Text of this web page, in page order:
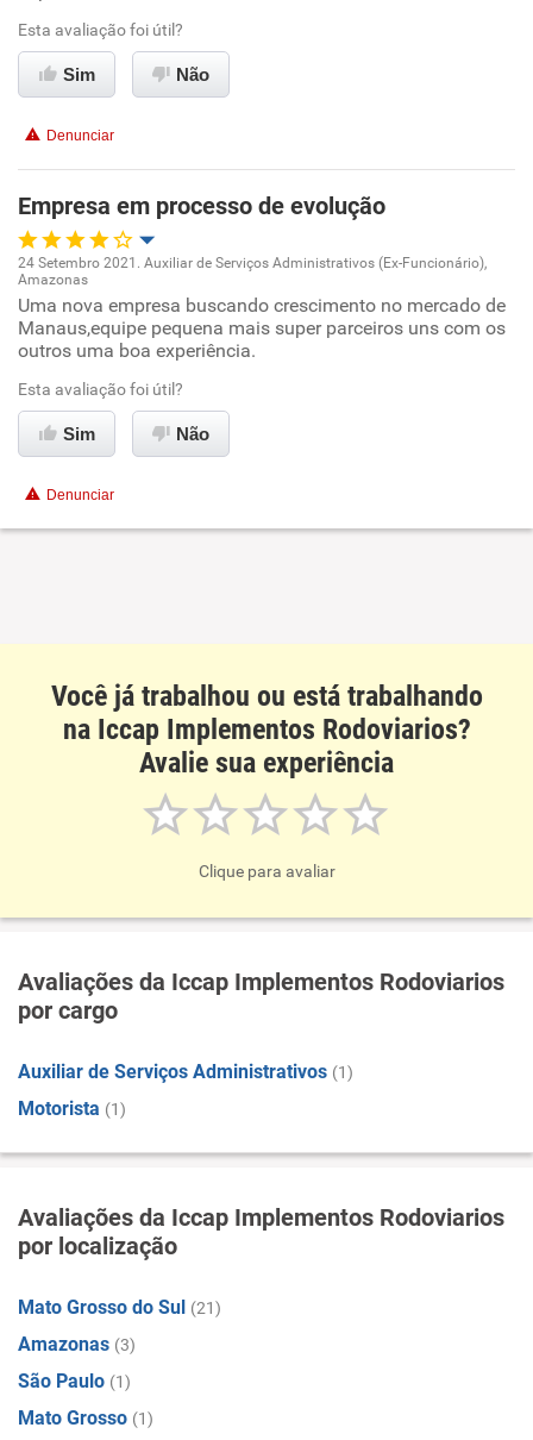
Ambiente de trabalho
Benefícios
Recomenda esta empresa
Esta avaliação foi útil?
Sim Não
Denunciar
Empresa em processo de evolução
Oportunidade de promoção
Ambiente de trabalho
Conciliação com a vida familiar
Recomenda esta empresa
24 Setembro 2021. Auxiliar de Serviços Administrativos (Ex-Funcionário),
Amazonas
Uma nova empresa buscando crescimento no mercado de
Manaus,equipe pequena mais super parceiros uns com os
outros uma boa experiência.
Esta avaliação foi útil?
Sim Não
Denunciar
Você já trabalhou ou está trabalhando
na Iccap Implementos Rodoviarios?
Avalie sua experiência
Clique para avaliar
Avaliações da Iccap Implementos Rodoviarios
por cargo
Auxiliar de Serviços Administrativos (1)
Motorista (1)
Avaliações da Iccap Implementos Rodoviarios
por localização
Mato Grosso do Sul (21)
Amazonas (3)
São Paulo (1)
Mato Grosso (1)